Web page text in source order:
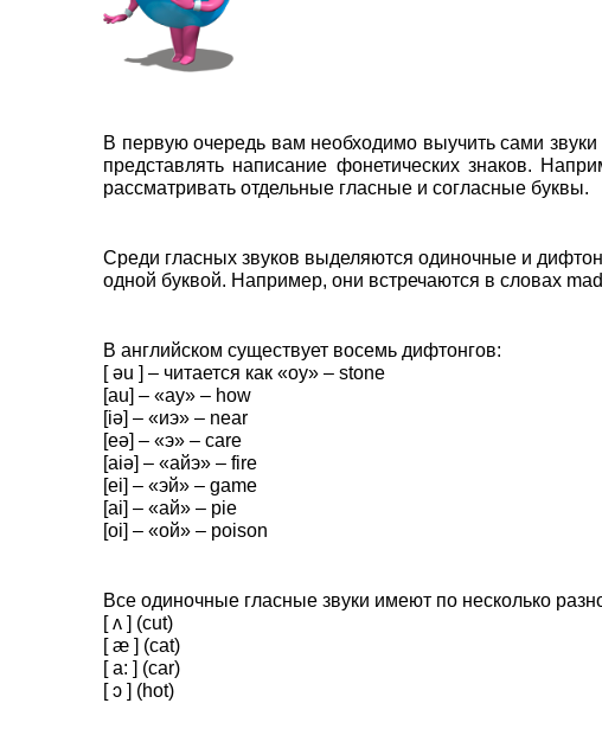
В первую очередь вам необходимо выучить сами
представлять написание фонетических знаков.
рассматривать отдельные гласные и согласные буквы.
Среди гласных звуков выделяются одиночные и
одной буквой. Например, они встречаются в словах
В английском существует восемь дифтонгов:
[ əu ] – читается как «оу» – stone
[au] – «ау» – how
[iə] – «иэ» – near
[eə] – «э» – care
[aiə] – «айэ» – fire
[ei] – «эй» – game
[ai] – «ай» – pie
[oi] – «ой» – poison
Все одиночные гласные звуки имеют по несколько
[ ʌ ] (cut)
[ æ ] (cat)
[ a: ] (car)
[ ɔ ] (hot)